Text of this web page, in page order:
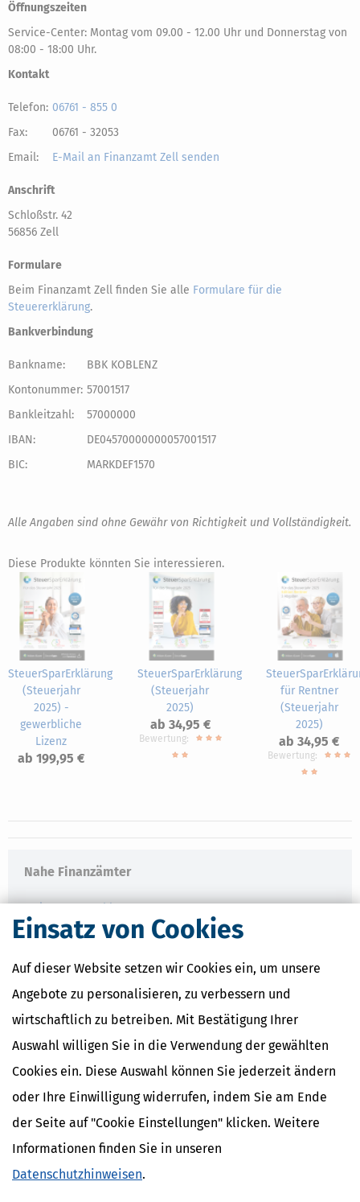
Einsatz von Cookies
Auf dieser Website setzen wir Cookies ein, um unsere
Angebote zu personalisieren, zu verbessern und
wirtschaftlich zu betreiben. Mit Bestätigung Ihrer
Auswahl willigen Sie in die Verwendung der gewählten
Cookies ein. Diese Auswahl können Sie jederzeit ändern
oder Ihre Einwilligung widerrufen, indem Sie am Ende
der Seite auf "Cookie Einstellungen" klicken. Weitere
Informationen finden Sie in unseren
Datenschutzhinweisen.
Öffnungszeiten
Service-Center: Montag vom 09.00 - 12.00 Uhr und Donnerstag von
08:00 - 18:00 Uhr.
Kontakt
Telefon: 06761 - 855 0
Fax:
06761 - 32053
Email:
E-Mail an Finanzamt Zell senden
Anschrift
Schloßstr. 42
56856 Zell
Formulare
Beim Finanzamt Zell finden Sie alle Formulare für die
Steuererklärung.
Bankverbindung
Bankname:
BBK KOBLENZ
Kontonummer: 57001517
Bankleitzahl:
57000000
IBAN:
DE04570000000057001517
BIC:
MARKDEF1570
Alle Angaben sind ohne Gewähr von Richtigkeit und Vollständigkeit.
Diese Produkte könnten Sie interessieren.
SteuerSparErklärung
(Steuerjahr
2025) -
gewerbliche
Lizenz
ab 199,95 €
SteuerSparErklärung
(Steuerjahr
2025)
ab 34,95 €
Bewertung:
für Rentner
(Steuerjahr
2025)
ab 34,95 €
Bewertung:
Nahe Finanzämter
Finanzamt Koblenz
Finanzamt Mayen
Finanzamt Montabaur
Finanzamt Simmern
Finanzamtsuche
Suchen
Finanzamt - Infos
Finanzämter in Rheinland-Pfalz